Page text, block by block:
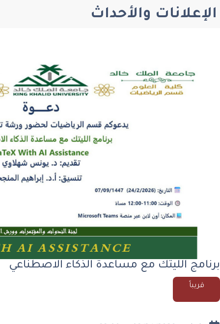
الإعلانات والأحداث
برنامج الليتك مع مساعدة الذكاء الاصطناعي
قريباً